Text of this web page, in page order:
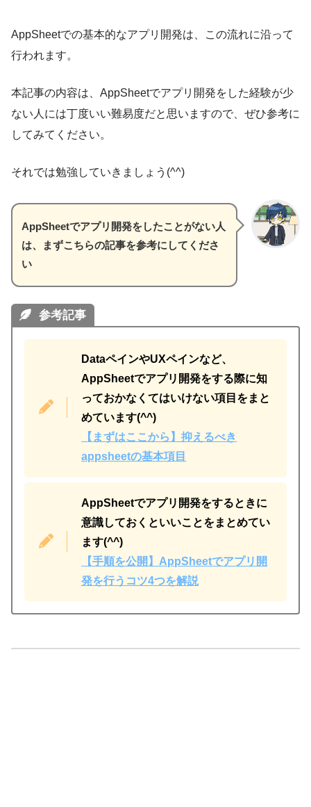
AppSheetでの基本的なアプリ開発は、この流れに沿って
行われます。
本記事の内容は、AppSheetでアプリ開発をした経験が少
ない人には丁度いい難易度だと思いますので、ぜひ参考に
してみてください。
それでは勉強していきましょう(^^)
AppSheetでアプリ開発をしたことがない人
は、まずこちらの記事を参考にしてくださ
い
参考記事
DataペインやUXペインなど、
AppSheetでアプリ開発をする際に知
っておかなくてはいけない項目をまと
めています(^^)
【まずはここから】抑えるべき
appsheetの基本項目
AppSheetでアプリ開発をするときに
意識しておくといいことをまとめてい
ます(^^)
【手順を公開】AppSheetでアプリ開
発を行うコツ4つを解説